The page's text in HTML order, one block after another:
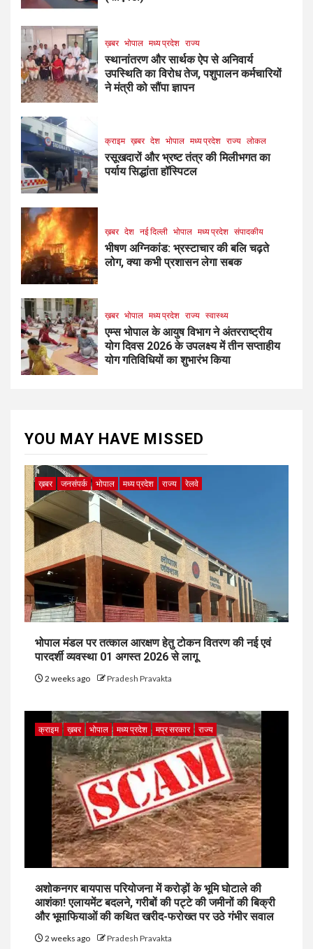
ख़बर भोपाल मध्य प्रदेश राज्य
स्थानांतरण और सार्थक ऐप से अनिवार्य
उपस्थिति का विरोध तेज, पशुपालन कर्मचारियों
ने मंत्री को सौंपा ज्ञापन
क्राइम ख़बर देश भोपाल मध्य प्रदेश राज्य लोकल
रसूखदारों और भ्रष्ट तंत्र की मिलीभगत का
पर्याय सिद्धांता हॉस्पिटल
ख़बर देश नई दिल्ली भोपाल मध्य प्रदेश संपादकीय
भीषण अग्निकांड: भ्रस्टाचार की बलि चढ़ते
लोग, क्या कभी प्रशासन लेगा सबक
ख़बर भोपाल मध्य प्रदेश राज्य स्वास्थ्य
एम्स भोपाल के आयुष विभाग ने अंतरराष्ट्रीय
योग दिवस 2026 के उपलक्ष्य में तीन सप्ताहीय
योग गतिविधियों का शुभारंभ किया
YOU MAY HAVE MISSED
ख़बर जनसंपर्क भोपाल मध्य प्रदेश राज्य रेलवे
भोपाल मंडल पर तत्काल आरक्षण हेतु टोकन वितरण की नई एवं
पारदर्शी व्यवस्था 01 अगस्त 2026 से लागू
2 weeks ago Pradesh Pravakta
क्राइम ख़बर भोपाल मध्य प्रदेश मप्र सरकार राज्य
अशोकनगर बायपास परियोजना में करोड़ों के भूमि घोटाले की
आशंका! एलायमेंट बदलने, गरीबों की पट्टे की जमीनों की बिक्री
और भूमाफियाओं की कथित खरीद-फरोख्त पर उठे गंभीर सवाल
2 weeks ago Pradesh Pravakta